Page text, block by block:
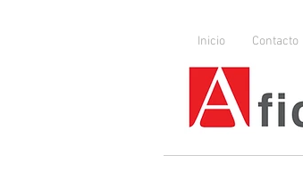
Inicio Contacto